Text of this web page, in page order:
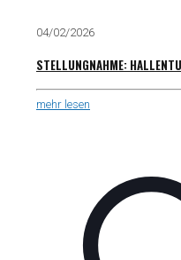
04/02/2026
STELLUNGNAHME:
mehr lesen